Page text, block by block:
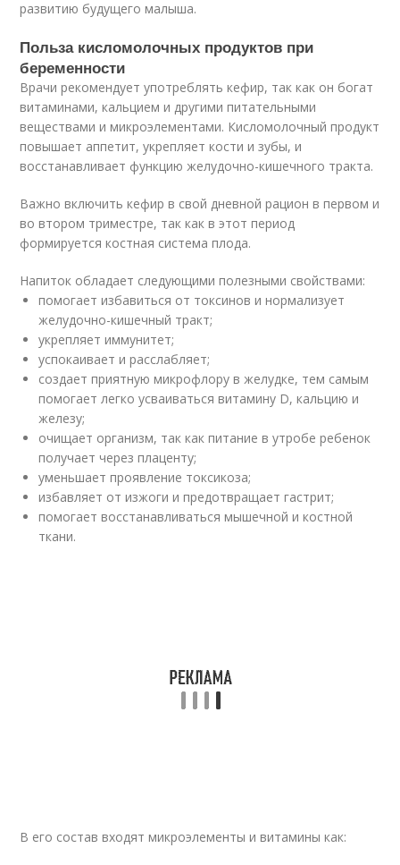
развитию будущего малыша.
Польза кисломолочных продуктов при
беременности
Врачи рекомендует употреблять кефир, так как он богат
витаминами, кальцием и другими питательными
веществами и микроэлементами. Кисломолочный продукт
повышает аппетит, укрепляет кости и зубы, и
восстанавливает функцию желудочно-кишечного тракта.
Важно включить кефир в свой дневной рацион в первом и
во втором триместре, так как в этот период
формируется костная система плода.
Напиток обладает следующими полезными свойствами:
помогает избавиться от токсинов и нормализует
желудочно-кишечный тракт;
укрепляет иммунитет;
успокаивает и расслабляет;
создает приятную микрофлору в желудке, тем самым
помогает легко усваиваться витамину D, кальцию и
железу;
очищает организм, так как питание в утробе ребенок
получает через плаценту;
уменьшает проявление токсикоза;
избавляет от изжоги и предотвращает гастрит;
помогает восстанавливаться мышечной и костной
ткани.
В его состав входят микроэлементы и витамины как: